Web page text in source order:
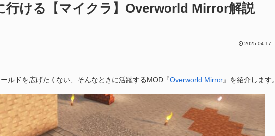
行ける【マイクラ】Overworld Mirror解説
2025.04.17
ルドを広げたくない、そんなときに活躍するMOD『Overworld Mirror』を紹介します。